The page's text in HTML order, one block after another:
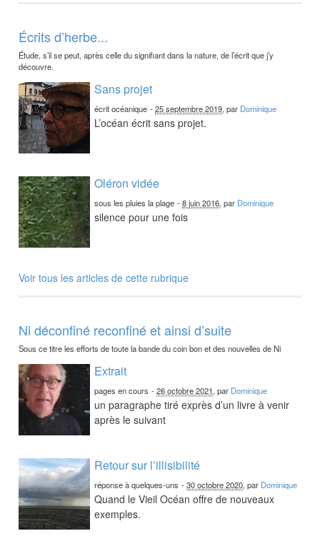
Écrits d’herbe...
Étude, s’il se peut, après celle du signifiant dans la nature, de l’écrit que j’y
découvre.
Sans projet
écrit océanique -25 septembre 2019, par Dominique
L’océan écrit sans projet.
Oléron vidée
sous les pluies la plage -8 juin 2016, par Dominique
silence pour une fois
Voir tous les articles de cette rubrique
Ni déconfiné reconfiné et ainsi d’suite
Sous ce titre les efforts de toute la bande du coin bon et des nouvelles de Ni
Extrait
pages en cours -26 octobre 2021, par Dominique
un paragraphe tiré exprès d’un livre à venir
après le suivant
Retour sur l’illisibilité
réponse à quelques-uns -30 octobre 2020, par Dominique
Quand le Vieil Océan offre de nouveaux
exemples.